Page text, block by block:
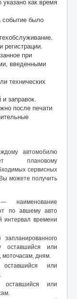
было
при
введенными
технических
заправок.
после печати
автомобилю
плановому
сервисных
можете получить
по авшему авто
интервал времени
оставшийся или
моточасам, дням.
или
или